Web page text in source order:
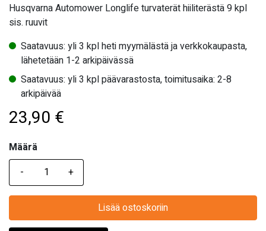
Husqvarna Automower Longlife turvaterät hiiliterästä 9 kpl
sis. ruuvit
Saatavuus: yli 3 kpl heti myymälästä ja verkkokaupasta,
lähetetään 1-2 arkipäivässä
Saatavuus: yli 3 kpl päävarastosta, toimitusaika: 2-8
arkipäivää
23,90 €
Määrä
Määrä
Lisää ostoskoriin